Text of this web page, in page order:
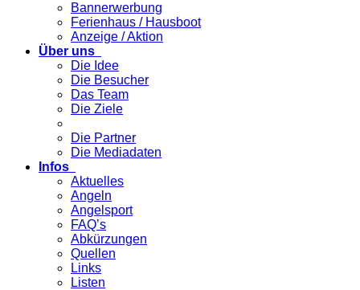
Bannerwerbung
Ferienhaus / Hausboot
Anzeige / Aktion
Über uns
Die Idee
Die Besucher
Das Team
Die Ziele
Die Partner
Die Mediadaten
Infos
Aktuelles
Angeln
Angelsport
FAQ’s
Abkürzungen
Quellen
Links
Listen